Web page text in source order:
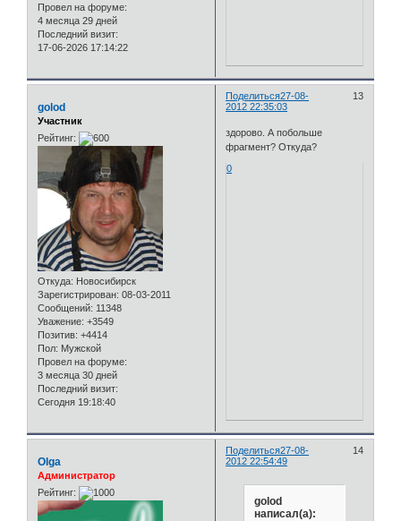
Провел на форуме:
4 месяца 29 дней
Последний визит:
17-06-2026 17:14:22
Поделиться 13
27-08-
2012 22:35:03
golod
Участник
Рейтинг:
Откуда: Новосибирск
Зарегистрирован: 08-03-2011
Сообщений: 11348
Уважение: +3549
Позитив: +4414
Пол: Мужской
Провел на форуме:
3 месяца 30 дней
Последний визит:
Сегодня 19:18:40
здорово. А побольше
фрагмент? Откуда?
0
Поделиться 14
27-08-
2012 22:54:49
Olga
Администратор
Рейтинг:
golod
написал(а):